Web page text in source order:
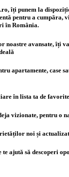
îți punem la
pentru a cumpăra,
în România.
noastre avansate, îți
apartamente, case
în lista ta de favorite
vizionate, pentru o
noi și
te ajută să descoperi